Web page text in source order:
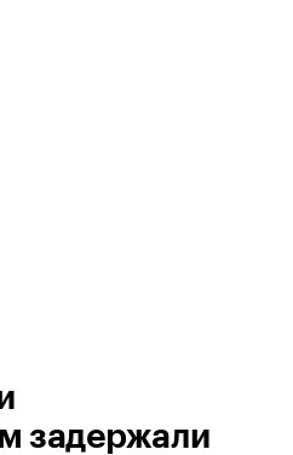
задержали